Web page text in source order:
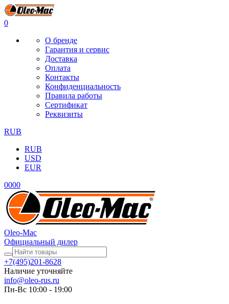
0
О бренде
Гарантия и сервис
Доставка
Оплата
Контакты
Конфиденциальность
Правила работы
Сертификат
Реквизиты
RUB
RUB
USD
EUR
0000
Oleo-Mac
Официальный дилер
+7(495)201-8628
Наличие уточняйте
info@oleo-rus.ru
Пн-Вс 10:00 - 19:00